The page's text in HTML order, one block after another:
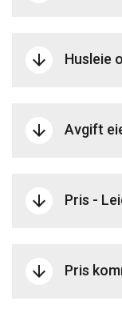
arrow_downward Husleie
arrow_downward Avgift
arrow_downward Pris -
arrow_downward Pris